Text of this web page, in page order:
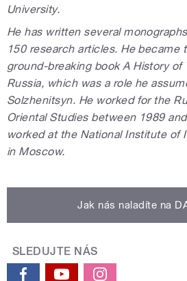
University.
He has written several
150 research articles. He became
ground-breaking book A History of
Russia, which was a role he
Solzhenitsyn. He worked for the
Oriental Studies between 1989
worked at the National Institute of
in Moscow.
Jak nás naladíte na
SLEDUJTE NÁS